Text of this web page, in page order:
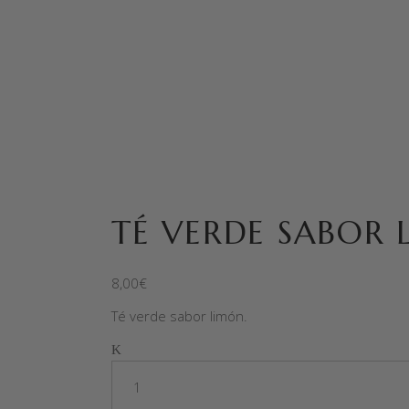
TÉ VERDE SABOR
8,00€
Té verde sabor limón.
Quantity